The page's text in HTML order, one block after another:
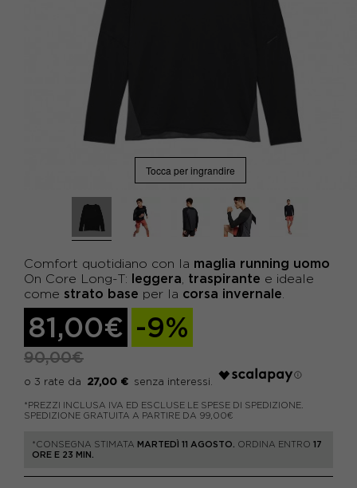
Tocca per ingrandire
Comfort quotidiano con la maglia running uomo
On Core Long-T: leggera traspirante e ideale
come strato base per la corsa invernale
81,00€ -9%
90,00€
27,00 €
*PREZZI INCLUSA IVA ED ESCLUSE LE SPESE DI SPEDIZIONE.
SPEDIZIONE GRATUITA A PARTIRE DA 99,00€
*CONSEGNA STIMATA MARTEDÌ 11 AGOSTO. ORDINA ENTRO 17
ORE E 23 MIN.